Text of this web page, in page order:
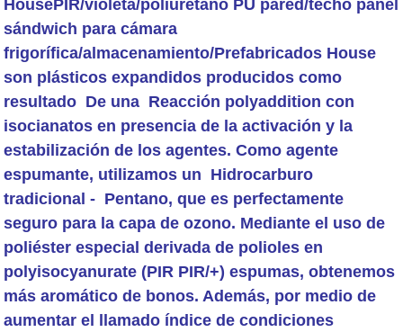
HousePIR/violeta/poliuretano PU pared/techo panel
sándwich para cámara
frigorífica/almacenamiento/Prefabricados House
son plásticos expandidos producidos como
resultado De una Reacción polyaddition con
isocianatos en presencia de la activación y la
estabilización de los agentes. Como agente
espumante, utilizamos un Hidrocarburo
tradicional - Pentano, que es perfectamente
seguro para la capa de ozono. Mediante el uso de
poliéster especial derivada de polioles en
polyisocyanurate (PIR PIR/+) espumas, obtenemos
más aromático de bonos. Además, por medio de
aumentar el llamado índice de condiciones